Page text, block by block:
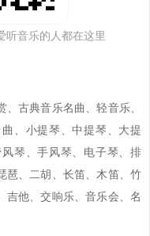
听音乐的人都在这里
古典音乐名曲、轻音乐、
、小提琴、中提琴、大提
琴、手风琴、电子琴、排
琶、二胡、长笛、木笛、竹
吉他、交响乐、音乐会、名